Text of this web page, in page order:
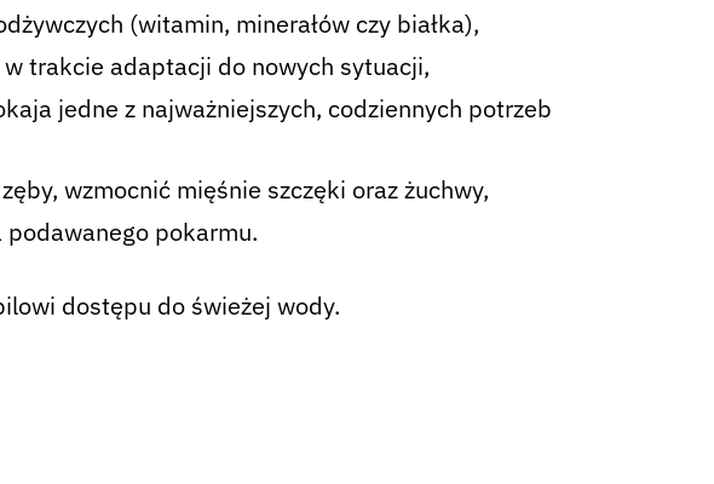
(witamin, minerałów czy białka),
trakcie adaptacji do nowych sytuacji,
jedne z najważniejszych, codziennych potrzeb
wzmocnić mięśnie szczęki oraz żuchwy,
pokarmu.
dostępu do świeżej wody.